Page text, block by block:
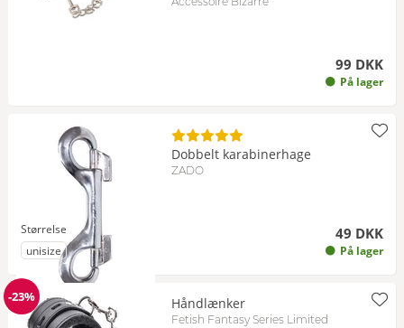
99 DKK
På lager
Dobbelt karabinerhage
ZADO
49 DKK
På lager
Størrelse
til Størrelse
unisize
Rabat
-23% Håndlænker
Fetish Fantasy Series Limited